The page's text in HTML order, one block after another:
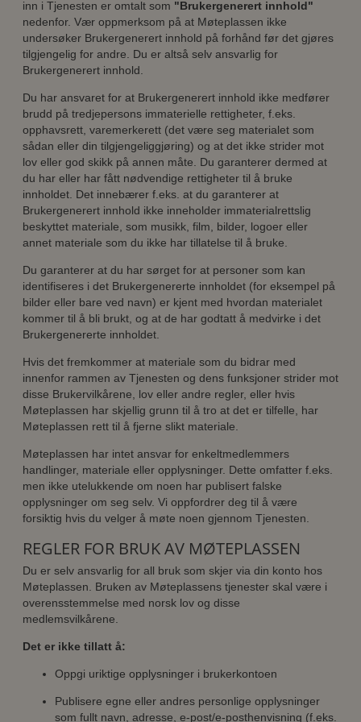
inn i Tjenesten er omtalt som "Brukergenerert innhold"
nedenfor. Vær oppmerksom på at Møteplassen ikke
undersøker Brukergenerert innhold på forhånd før det gjøres
tilgjengelig for andre. Du er altså selv ansvarlig for
Brukergenerert innhold.
Du har ansvaret for at Brukergenerert innhold ikke medfører
brudd på tredjepersons immaterielle rettigheter, f.eks.
opphavsrett, varemerkerett (det være seg materialet som
sådan eller din tilgjengeliggjøring) og at det ikke strider mot
lov eller god skikk på annen måte. Du garanterer dermed at
du har eller har fått nødvendige rettigheter til å bruke
innholdet. Det innebærer f.eks. at du garanterer at
Brukergenerert innhold ikke inneholder immaterialrettslig
beskyttet materiale, som musikk, film, bilder, logoer eller
annet materiale som du ikke har tillatelse til å bruke.
Du garanterer at du har sørget for at personer som kan
identifiseres i det Brukergenererte innholdet (for eksempel på
bilder eller bare ved navn) er kjent med hvordan materialet
kommer til å bli brukt, og at de har godtatt å medvirke i det
Brukergenererte innholdet.
Hvis det fremkommer at materiale som du bidrar med
innenfor rammen av Tjenesten og dens funksjoner strider mot
disse Brukervilkårene, lov eller andre regler, eller hvis
Møteplassen har skjellig grunn til å tro at det er tilfelle, har
Møteplassen rett til å fjerne slikt materiale.
Møteplassen har intet ansvar for enkeltmedlemmers
handlinger, materiale eller opplysninger. Dette omfatter f.eks.
men ikke utelukkende om noen har publisert falske
opplysninger om seg selv. Vi oppfordrer deg til å være
forsiktig hvis du velger å møte noen gjennom Tjenesten.
REGLER FOR BRUK AV MØTEPLASSEN
Du er selv ansvarlig for all bruk som skjer via din konto hos
Møteplassen. Bruken av Møteplassens tjenester skal være i
overensstemmelse med norsk lov og disse
medlemsvilkårene.
Det er ikke tillatt å:
Oppgi uriktige opplysninger i brukerkontoen
Publisere egne eller andres personlige opplysninger
som fullt navn, adresse, e-post/e-posthenvisning (f.eks.